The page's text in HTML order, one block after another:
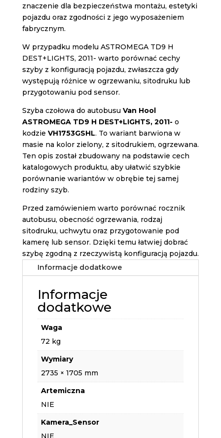
znaczenie dla bezpieczeństwa montażu, estetyki
pojazdu oraz zgodności z jego wyposażeniem
fabrycznym.
W przypadku modelu ASTROMEGA TD9 H
DEST+LIGHTS, 2011- warto porównać cechy
szyby z konfiguracją pojazdu, zwłaszcza gdy
występują różnice w ogrzewaniu, sitodruku lub
przygotowaniu pod sensor.
Szyba czołowa do autobusu Van Hool
ASTROMEGA TD9 H DEST+LIGHTS, 2011- o
kodzie VH1753GSHL. To wariant barwiona w
masie na kolor zielony, z sitodrukiem, ogrzewana.
Ten opis został zbudowany na podstawie cech
katalogowych produktu, aby ułatwić szybkie
porównanie wariantów w obrębie tej samej
rodziny szyb.
Przed zamówieniem warto porównać rocznik
autobusu, obecność ogrzewania, rodzaj
sitodruku, uchwytu oraz przygotowanie pod
kamerę lub sensor. Dzięki temu łatwiej dobrać
szybę zgodną z rzeczywistą konfiguracją pojazdu.
Informacje dodatkowe
Informacje
dodatkowe
Waga
72 kg
Wymiary
2735 × 1705 mm
Artemiczna
NIE
Kamera_Sensor